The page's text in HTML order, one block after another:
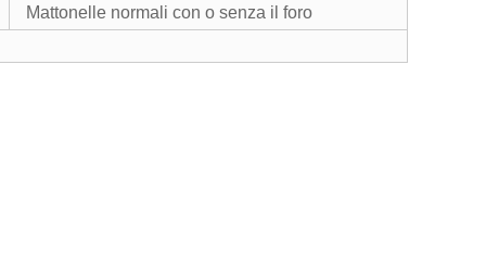
Mattonelle normali con o senza il foro